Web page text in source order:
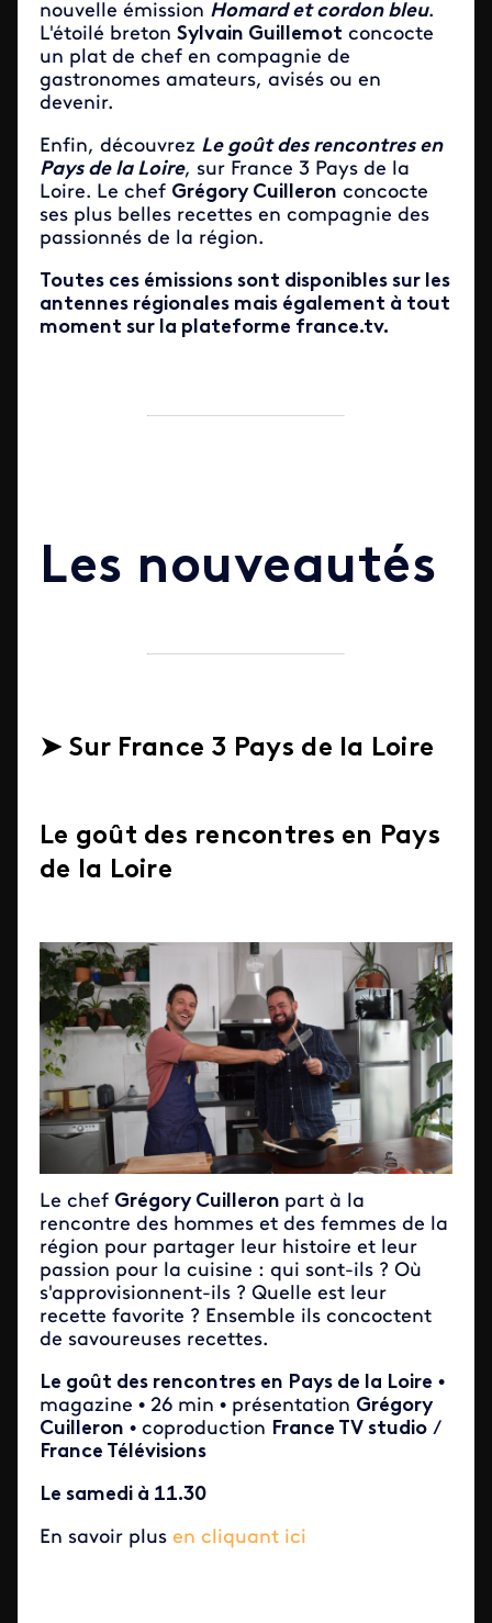
nouvelle émission Homard et cordon bleu.
L'étoilé breton Sylvain Guillemot concocte
un plat de chef en compagnie de
gastronomes amateurs, avisés ou en
devenir.
Enfin, découvrez Le goût des rencontres en
Pays de la Loire, sur France 3 Pays de la
Loire. Le chef Grégory Cuilleron concocte
ses plus belles recettes en compagnie des
passionnés de la région.
Toutes ces émissions sont disponibles sur les
antennes régionales mais également à tout
moment sur la plateforme france.tv.
Les nouveautés
➤ Sur France 3 Pays de la Loire
Le goût des rencontres en Pays
de la Loire
Le chef Grégory Cuilleron part à la
rencontre des hommes et des femmes de la
région pour partager leur histoire et leur
passion pour la cuisine : qui sont-ils ? Où
s'approvisionnent-ils ? Quelle est leur
recette favorite ? Ensemble ils concoctent
de savoureuses recettes.
Le goût des rencontres en Pays de la Loire •
magazine • 26 min • présentation Grégory
Cuilleron • coproduction France TV studio /
France Télévisions
Le samedi à 11.30
En savoir plus en cliquant ici